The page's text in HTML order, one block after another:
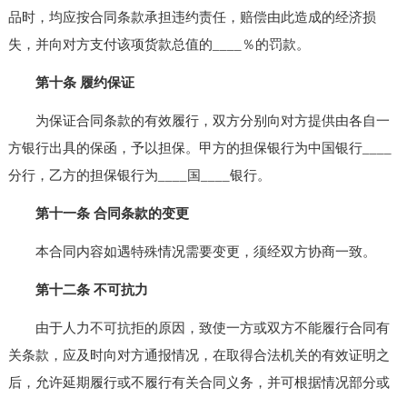
品时，均应按合同条款承担违约责任，赔偿由此造成的经济损
失，并向对方支付该项货款总值的____％的罚款。
第十条 履约保证
为保证合同条款的有效履行，双方分别向对方提供由各自一
方银行出具的保函，予以担保。甲方的担保银行为中国银行____
分行，乙方的担保银行为____国____银行。
第十一条 合同条款的变更
本合同内容如遇特殊情况需要变更，须经双方协商一致。
第十二条 不可抗力
由于人力不可抗拒的原因，致使一方或双方不能履行合同有
关条款，应及时向对方通报情况，在取得合法机关的有效证明之
后，允许延期履行或不履行有关合同义务，并可根据情况部分或